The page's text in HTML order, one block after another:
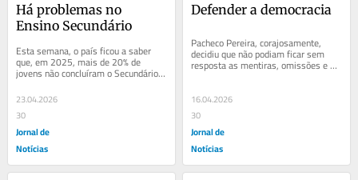
Há problemas no
Ensino Secundário
Esta semana, o país ficou a saber
que, em 2025, mais de 20% de
jovens não concluíram o Secundário.
Sabemos que serão mais de 20 mil,
mas não o...
23.04.2026
30
Jornal de
Notícias
Defender a democracia
Pacheco Pereira, corajosamente,
decidiu que não podiam ficar sem
resposta as mentiras, omissões e
inverdades ditas no Parlamento na
16.04.2026
30
Jornal de
Notícias